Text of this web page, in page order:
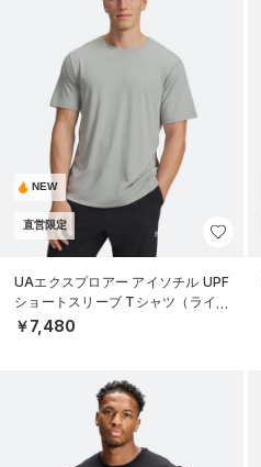
NEW
直営限定
UAエクスプロアー アイソチル UPF
ショートスリーブ Tシャツ（ライフ
スタイル/MEN）
￥7,480